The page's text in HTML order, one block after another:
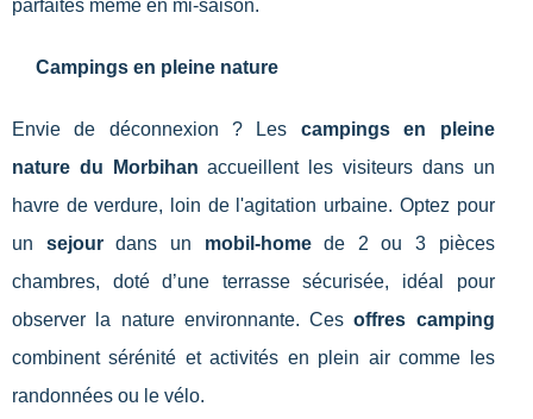
parfaites même en mi-saison.
Campings en pleine nature
Envie de déconnexion ? Les campings en pleine
nature du Morbihan accueillent les visiteurs dans un
havre de verdure, loin de l'agitation urbaine. Optez pour
un sejourdans un mobil-homede 2 ou 3 pièces
chambres, doté d’une terrasse sécurisée, idéal pour
observer la nature environnante. Cesoffres camping
combinent sérénité et activités en plein air comme les
randonnées ou le vélo.